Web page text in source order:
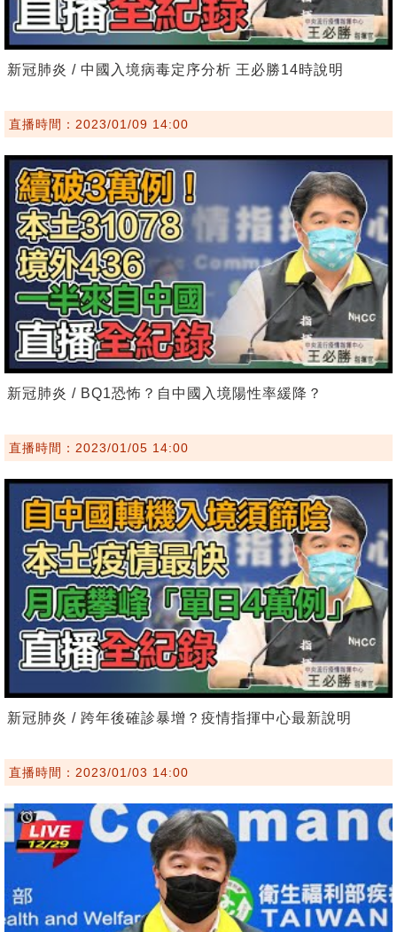
新冠肺炎 / 中國入境病毒定序分析 王必勝14時說明
直播時間：2023/01/09 14:00
新冠肺炎 / BQ1恐怖？自中國入境陽性率緩降？
直播時間：2023/01/05 14:00
新冠肺炎 / 跨年後確診暴增？疫情指揮中心最新說明
直播時間：2023/01/03 14:00